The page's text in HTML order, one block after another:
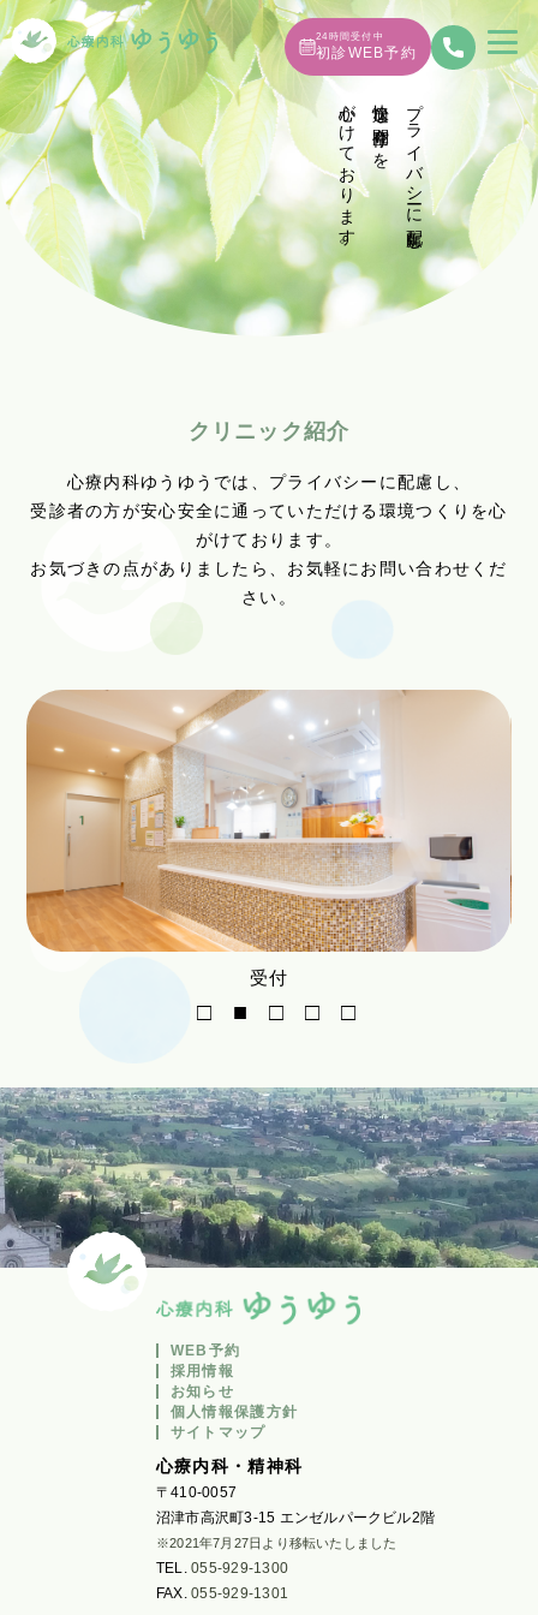
24時間受付中
初診WEB予約
プライバシーに配慮し
快適な空間作りを
心がけております。
クリニック紹介
心療内科ゆうゆうでは、プライバシーに配慮し、
受診者の方が安心安全に通っていただける環境つくりを心
がけております。
お気づきの点がありましたら、お気軽にお問い合わせくだ
さい。
受付
WEB予約
採用情報
お知らせ
個人情報保護方針
サイトマップ
心療内科・精神科
〒410-0057
沼津市高沢町3-15 エンゼルパークビル2階
※2021年7月27日より移転いたしました
TEL.055-929-1300
FAX.055-929-1301